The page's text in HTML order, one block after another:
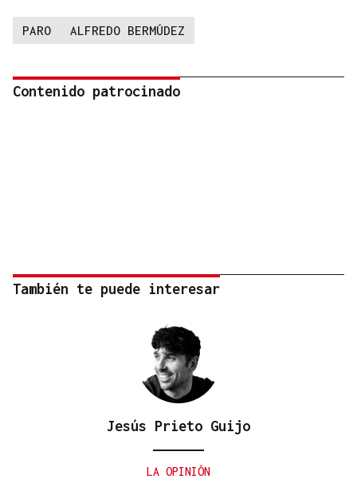
PARO ALFREDO BERMÚDEZ
Contenido patrocinado
También te puede interesar
Jesús Prieto Guijo
LA OPINIÓN